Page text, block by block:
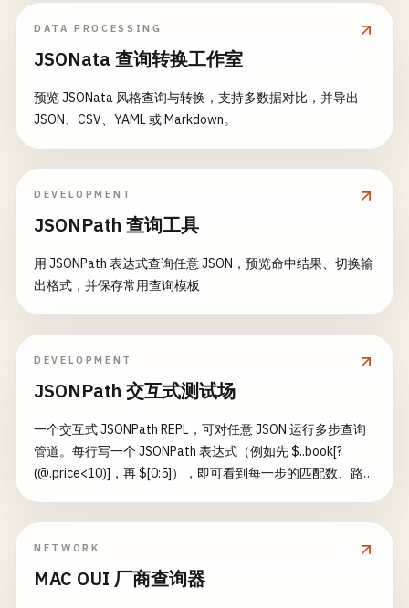
DATA PROCESSING
JSONata 查询转换工作室
预览 JSONata 风格查询与转换，支持多数据对比，并导出
JSON、CSV、YAML 或 Markdown。
DEVELOPMENT
JSONPath 查询工具
用 JSONPath 表达式查询任意 JSON，预览命中结果、切换输
出格式，并保存常用查询模板
DEVELOPMENT
JSONPath 交互式测试场
一个交互式 JSONPath REPL，可对任意 JSON 运行多步查询
管道。每行写一个 JSONPath 表达式（例如先 $..book[?
(@.price<10)]，再 $[0:5]），即可看到每一步的匹配数、路
NETWORK
MAC OUI 厂商查询器